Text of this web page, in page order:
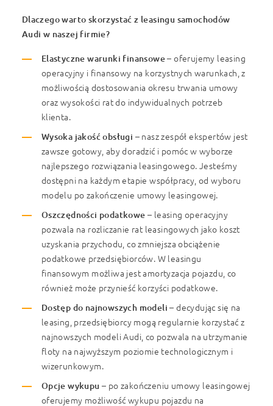
Dlaczego warto skorzystać z leasingu samochodów
Audi w naszej firmie?
Elastyczne warunki finansowe– oferujemy leasing
operacyjny i finansowy na korzystnych warunkach, z
możliwością dostosowania okresu trwania umowy
oraz wysokości rat do indywidualnych potrzeb
klienta.
Wysoka jakość obsługi – nasz zespół ekspertów jest
zawsze gotowy, aby doradzić i pomóc w wyborze
najlepszego rozwiązania leasingowego. Jesteśmy
dostępni na każdym etapie współpracy, od wyboru
modelu po zakończenie umowy leasingowej.
Oszczędności podatkowe – leasing operacyjny
pozwala na rozliczanie rat leasingowych jako koszt
uzyskania przychodu, co zmniejsza obciążenie
podatkowe przedsiębiorców. W leasingu
finansowym możliwa jest amortyzacja pojazdu, co
również może przynieść korzyści podatkowe.
Dostęp do najnowszych modeli – decydując się na
leasing, przedsiębiorcy mogą regularnie korzystać z
najnowszych modeli Audi, co pozwala na utrzymanie
floty na najwyższym poziomie technologicznym i
wizerunkowym.
Opcje wykupu – po zakończeniu umowy leasingowej
oferujemy możliwość wykupu pojazdu na